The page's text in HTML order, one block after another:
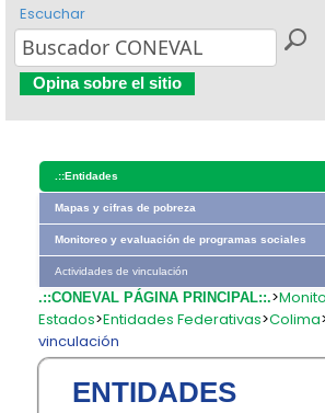
Escuchar
Opina sobre el sitio
.::Entidades
Mapas y cifras de pobreza
Monitoreo y evaluación de programas sociales
Actividades de vinculación
.::CONEVAL PÁGINA PRINCIPAL::.>
Estados>Entidades Federativas>Colima
vinculación
ENTIDADES